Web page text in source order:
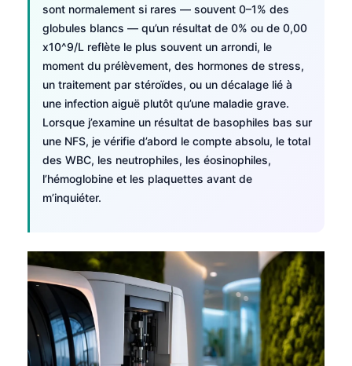
sont normalement si rares — souvent 0–1% des
globules blancs — qu’un résultat de 0% ou de 0,00
x10^9/L reflète le plus souvent un arrondi, le
moment du prélèvement, des hormones de stress,
un traitement par stéroïdes, ou un décalage lié à
une infection aiguë plutôt qu’une maladie grave.
Lorsque j’examine un résultat de basophiles bas sur
une NFS, je vérifie d’abord le compte absolu, le total
des WBC, les neutrophiles, les éosinophiles,
l’hémoglobine et les plaquettes avant de
m’inquiéter.